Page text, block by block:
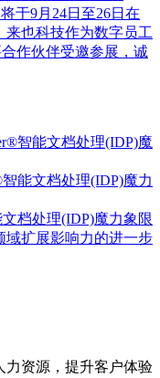
于9月24日至26日在
也科技作为数字员工
作伙伴受邀参展，诚
能文档处理(IDP)魔力
档处理(IDP)魔力象限
域扩展影响力的进一步
力资源，提升客户体验